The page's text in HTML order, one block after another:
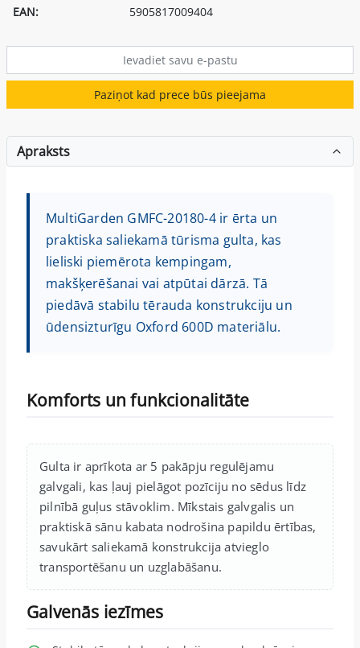
EAN:
5905817009404
Paziņot kad prece būs pieejama
Apraksts
MultiGarden GMFC-20180-4 ir ērta un
praktiska saliekamā tūrisma gulta, kas
lieliski piemērota kempingam,
makšķerēšanai vai atpūtai dārzā. Tā
piedāvā stabilu tērauda konstrukciju un
ūdensizturīgu Oxford 600D materiālu.
Komforts un funkcionalitāte
Gulta ir aprīkota ar 5 pakāpju regulējamu
galvgali, kas ļauj pielāgot pozīciju no sēdus līdz
pilnībā guļus stāvoklim. Mīkstais galvgalis un
praktiskā sānu kabata nodrošina papildu ērtības,
savukārt saliekamā konstrukcija atvieglo
transportēšanu un uzglabāšanu.
Galvenās iezīmes